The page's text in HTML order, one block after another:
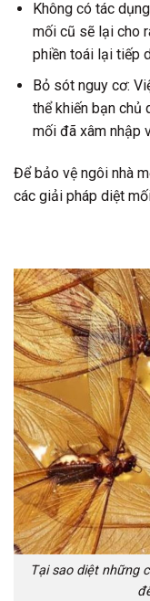
Không có tác
mối cũ sẽ lại cho
phiền toái lại tiếp
Bỏ sót nguy cơ:
thể khiến bạn chủ
mối đã xâm nhập
Để bảo vệ ngôi nhà
các giải pháp diệt
Tại sao diệt những